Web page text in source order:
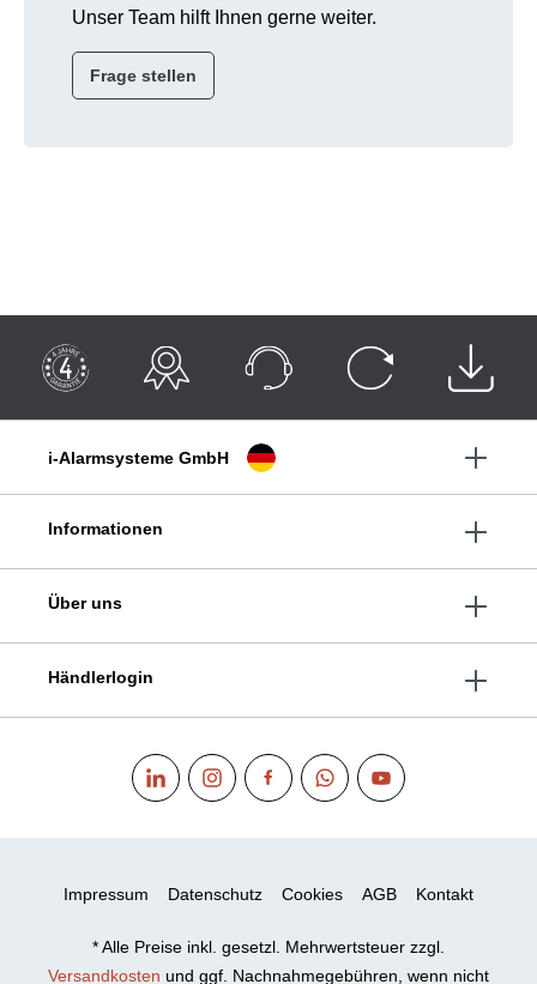
Unser Team hilft Ihnen gerne weiter.
Frage stellen
i-Alarmsysteme GmbH
Informationen
Über uns
Händlerlogin
Impressum Datenschutz Cookies AGB Kontakt
* Alle Preise inkl. gesetzl. Mehrwertsteuer zzgl.
Versandkosten und ggf. Nachnahmegebühren, wenn nicht